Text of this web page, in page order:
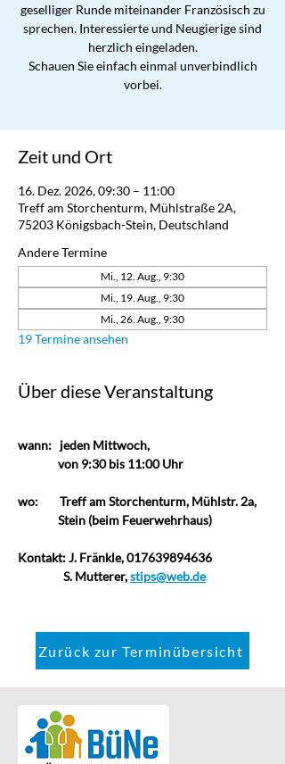
geselliger Runde miteinander Französisch zu
sprechen. Interessierte und Neugierige sind
herzlich eingeladen.
Schauen Sie einfach einmal unverbindlich
vorbei.
Zeit und Ort
16. Dez. 2026, 09:30 – 11:00
Treff am Storchenturm, Mühlstraße 2A,
75203 Königsbach-Stein, Deutschland
Andere Termine
Mi., 12. Aug., 9:30
Mi., 19. Aug., 9:30
Mi., 26. Aug., 9:30
19 Termine ansehen
Über diese Veranstaltung
wann:   jeden Mittwoch,
von 9:30 bis 11:00 Uhr
wo:
Treff am Storchenturm, Mühlstr. 2a,
Stein (beim Feuerwehrhaus)
Kontakt: J. Fränkle, 017639894636
S. Mutterer, stips@web.de
Zurück zur Terminübersicht